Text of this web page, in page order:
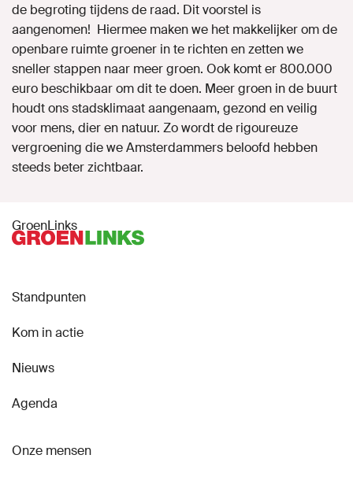
de begroting tijdens de raad. Dit voorstel is
aangenomen! Hiermee maken we het makkelijker om de
openbare ruimte groener in te richten en zetten we
sneller stappen naar meer groen. Ook komt er 800.000
euro beschikbaar om dit te doen. Meer groen in de buurt
houdt ons stadsklimaat aangenaam, gezond en veilig
voor mens, dier en natuur. Zo wordt de rigoureuze
vergroening die we Amsterdammers beloofd hebben
steeds beter zichtbaar.
GroenLinks
Standpunten
Kom in actie
Nieuws
Agenda
Onze mensen